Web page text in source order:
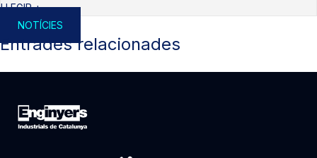
LLEGIR +
NOTÍCIES
Entrades relacionades